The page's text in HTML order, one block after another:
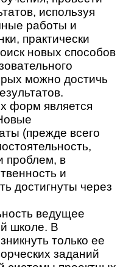
используя
работы и
практически
новых способов
можно достичь
форм является
(прежде всего
проблем, в
и
достигнуты через
ведущее
школе. В
только ее
заданий